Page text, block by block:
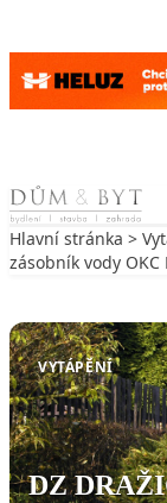
Skip to content
Hlavní stránka >
zásobník vody OKC
VYTÁPĚNÍ
DZ